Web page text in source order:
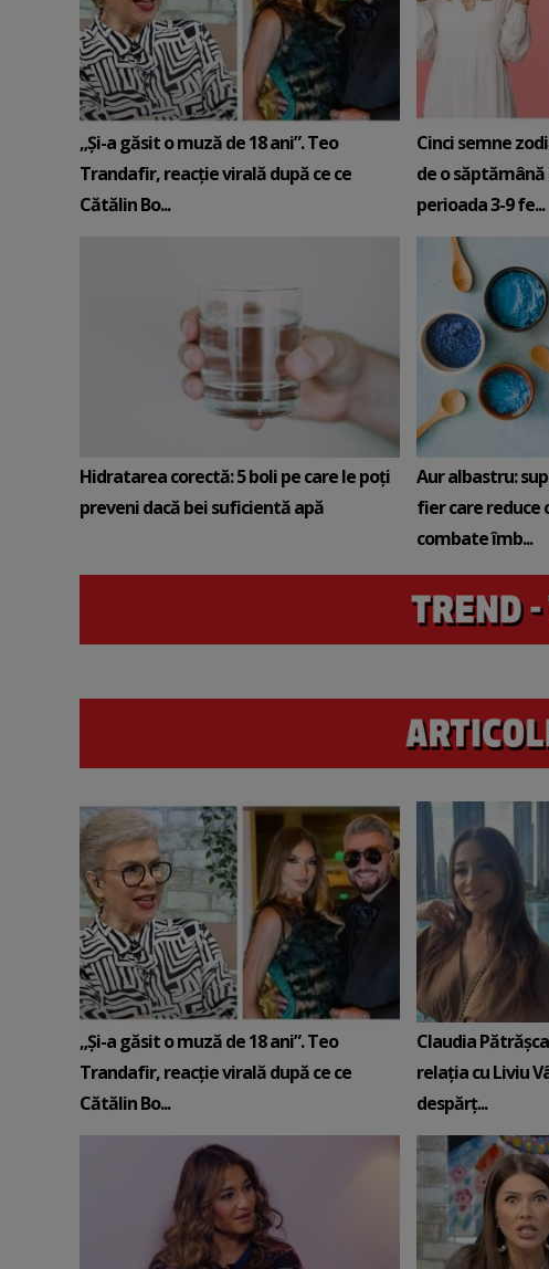
„Și-a găsit o muză de 18 ani”. Teo
Trandafir, reacție virală după ce ce
Cătălin Bo...
Cinci semne
de o
perioada 3-9 fe...
Hidratarea corectă: 5 boli pe care le poți
preveni dacă bei suficientă apă
Aur albastru:
fier care reduce
combate îmb...
„Și-a găsit o muză de 18 ani”. Teo
Trandafir, reacție virală după ce ce
Cătălin Bo...
Claudia
relația cu Liviu
despărț...